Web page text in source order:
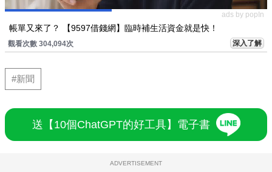
ads by popIn
帳單又來了？ 【9597借錢網】臨時補生活資金就是快！
觀看次數 304,094次 深入了解
#新聞
送【10個ChatGPT的好工具】電子書
ADVERTISEMENT